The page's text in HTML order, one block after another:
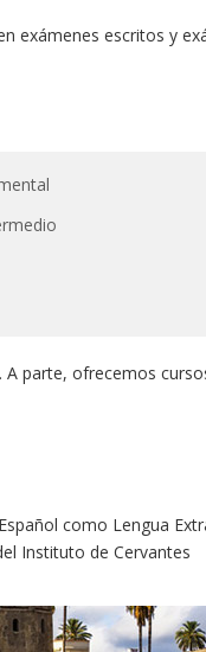
exámenes escritos y
parte, ofrecemos
como Lengua
Instituto de Cervantes